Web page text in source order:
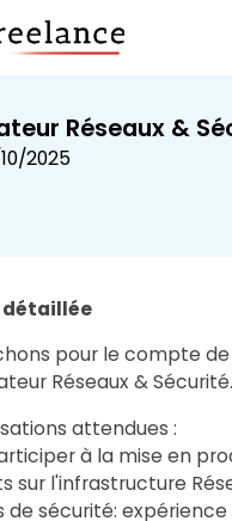
Réseaux &
2025
pour le compte
Réseaux & Sécurité.
attendues :
à la mise en
sur l'infrastructure
sécurité: